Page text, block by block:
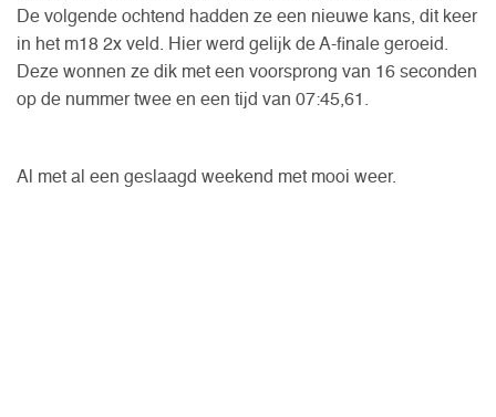
De volgende ochtend hadden ze een nieuwe kans, dit keer
in het m18 2x veld. Hier werd gelijk de A-finale geroeid.
Deze wonnen ze dik met een voorsprong van 16 seconden
op de nummer twee en een tijd van 07:45,61.
Al met al een geslaagd weekend met mooi weer.